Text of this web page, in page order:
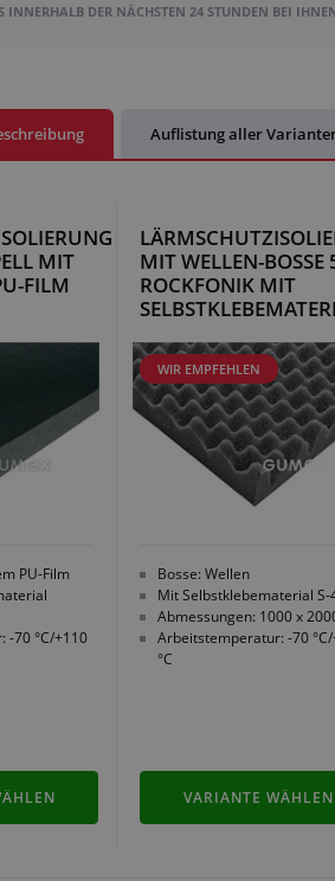
INNERHALB DER NÄCHSTEN 24 STUNDEN BEI
Auflistung aller
MIT
FILM
PU-Film
-70 °C/+110
MIT WELLEN-BOSSE
ROCKFONIK MIT
WIR EMPFEHLEN
Bosse: Wellen
Mit Selbstklebematerial S-
Abmessungen: 1000 x
Arbeitstemperatur: -70
°C
VARIANTE WÄHLEN